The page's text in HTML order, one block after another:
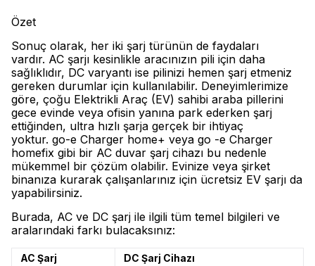
Özet
Sonuç olarak, her iki şarj türünün de faydaları
vardır. AC şarjı kesinlikle aracınızın pili için daha
sağlıklıdır, DC varyantı ise pilinizi hemen şarj etmeniz
gereken durumlar için kullanılabilir. Deneyimlerimize
göre, çoğu Elektrikli Araç (EV) sahibi araba pillerini
gece evinde veya ofisin yanına park ederken şarj
ettiğinden, ultra hızlı şarja gerçek bir ihtiyaç
yoktur. go-e Charger home+ veya go -e Charger
homefix gibi bir AC duvar şarj cihazı bu nedenle
mükemmel bir çözüm olabilir. Evinize veya şirket
binanıza kurarak çalışanlarınız için ücretsiz EV şarjı da
yapabilirsiniz.
Burada, AC ve DC şarj ile ilgili tüm temel bilgileri ve
aralarındaki farkı bulacaksınız:
AC Şarj
DC Şarj Cihazı